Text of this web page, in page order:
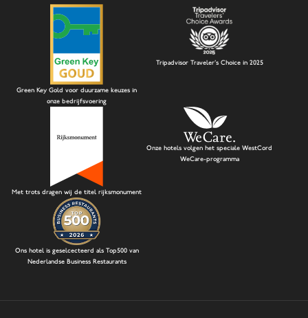
Green Key Gold voor duurzame keuzes in
onze bedrijfsvoering
Tripadvisor Traveler's Choice in 2025
Met trots dragen wij de titel rijksmonument
Onze hotels volgen het speciale WestCord
WeCare-programma
Ons hotel is geselcecteerd als Top500 van
Nederlandse Business Restaurants